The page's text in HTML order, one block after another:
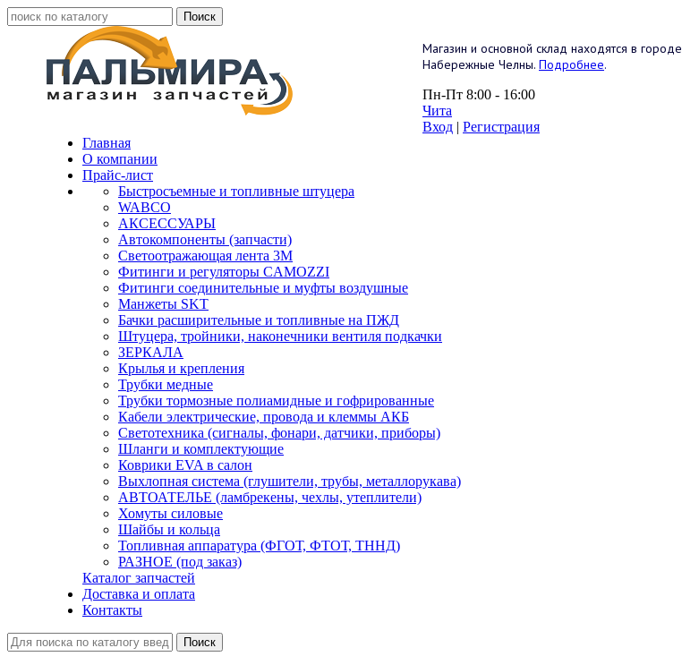
Магазин и основной склад находятся в городе
Набережные Челны. Подробнее.
Пн-Пт 8:00 - 16:00
Чита
Вход | Регистрация
Главная
О компании
Прайс-лист
Быстросъемные и топливные штуцера
WABCO
АКСЕССУАРЫ
Автокомпоненты (запчасти)
Светоотражающая лента 3М
Фитинги и регуляторы CAMOZZI
Фитинги соединительные и муфты воздушные
Манжеты SKT
Бачки расширительные и топливные на ПЖД
Штуцера, тройники, наконечники вентиля подкачки
ЗЕРКАЛА
Крылья и крепления
Трубки медные
Трубки тормозные полиамидные и гофрированные
Кабели электрические, провода и клеммы АКБ
Светотехника (сигналы, фонари, датчики, приборы)
Шланги и комплектующие
Коврики EVA в салон
Выхлопная система (глушители, трубы, металлорукава)
АВТОАТЕЛЬЕ (ламбрекены, чехлы, утеплители)
Хомуты силовые
Шайбы и кольца
Топливная аппаратура (ФГОТ, ФТОТ, ТННД)
РАЗНОЕ (под заказ)
Каталог запчастей
Доставка и оплата
Контакты